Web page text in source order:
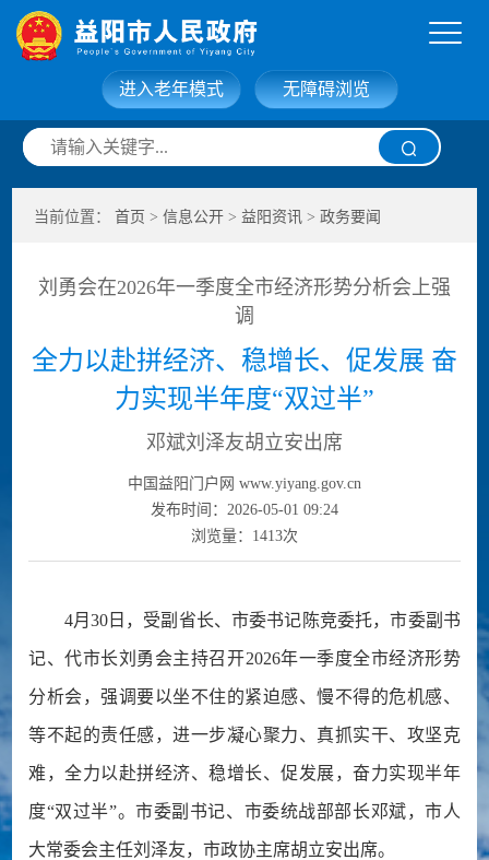
网站首页 走进益阳
信息公开 政务服务
无障碍浏览
进入老年模式
当前位置：首页 >信息公开 > 益阳资讯 >政务要闻
刘勇会在2026年一季度全市经济形势分析会上强
调
全力以赴拼经济、稳增长、促发展 奋
力实现半年度“双过半”
邓斌刘泽友胡立安出席
中国益阳门户网 www.yiyang.gov.cn
发布时间：2026-05-01 09:24
浏览量： 1413次
4月30日，受副省长、市委书记陈竞委托，市委副书
记、代市长刘勇会主持召开2026年一季度全市经济形势
分析会，强调要以坐不住的紧迫感、慢不得的危机感、
等不起的责任感，进一步凝心聚力、真抓实干、攻坚克
难，全力以赴拼经济、稳增长、促发展，奋力实现半年
度“双过半”。市委副书记、市委统战部部长邓斌，市人
大常委会主任刘泽友，市政协主席胡立安出席。